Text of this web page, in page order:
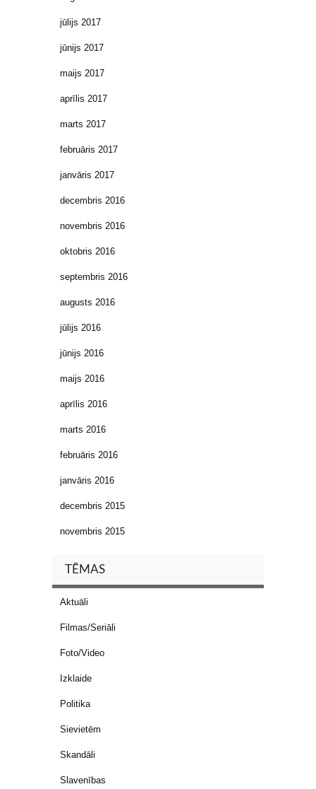
jūlijs 2017
jūnijs 2017
maijs 2017
aprīlis 2017
marts 2017
februāris 2017
janvāris 2017
decembris 2016
novembris 2016
oktobris 2016
septembris 2016
augusts 2016
jūlijs 2016
jūnijs 2016
maijs 2016
aprīlis 2016
marts 2016
februāris 2016
janvāris 2016
decembris 2015
novembris 2015
TĒMAS
Aktuāli
Filmas/Seriāli
Foto/Video
Izklaide
Politika
Sievietēm
Skandāli
Slavenības